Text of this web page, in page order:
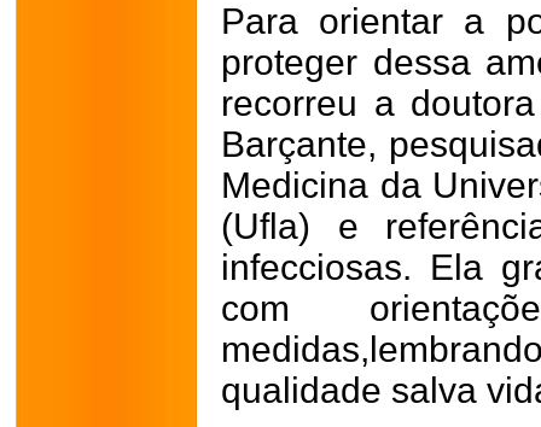
Para orientar a
proteger dessa
recorreu a
Barçante,
Medicina da
(Ufla) e
infecciosas. Ela
com
qualidade salva